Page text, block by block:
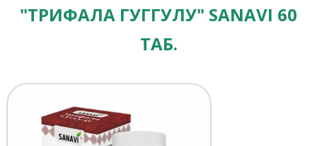
"ТРИФАЛА ГУГГУЛУ" SANAVI 60
ТАБ.